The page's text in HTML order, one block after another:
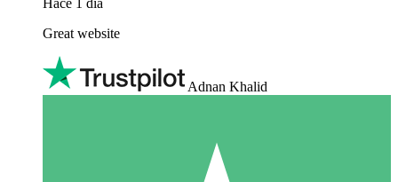
Hace 1 día
Great website
Adnan Khalid